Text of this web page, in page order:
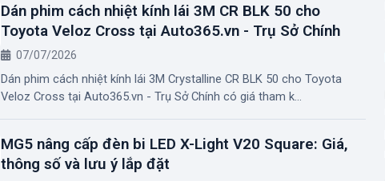
Dán phim cách nhiệt kính lái 3M CR BLK 50 cho
Toyota Veloz Cross tại Auto365.vn - Trụ Sở Chính
07/07/2026
Dán phim cách nhiệt kính lái 3M Crystalline CR BLK 50 cho Toyota
Veloz Cross tại Auto365.vn - Trụ Sở Chính có giá tham k...
MG5 nâng cấp đèn bi LED X-Light V20 Square: Giá,
thông số và lưu ý lắp đặt